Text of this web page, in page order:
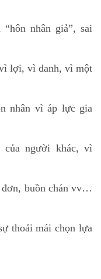
nhân giả”, sai
lợi, vì danh, vì một
nhân vì áp lực gia
người khác, vì
đơn, buồn chán vv…
thoải mái chọn lựa